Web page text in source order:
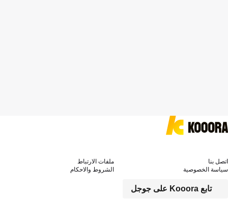
تابع Kooora على جوجل
اتصل بنا
ملفات الارتباط
سياسة الخصوصية
الشروط والاحكام